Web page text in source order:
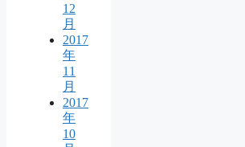
12
月
2017
年
11
月
2017
年
10